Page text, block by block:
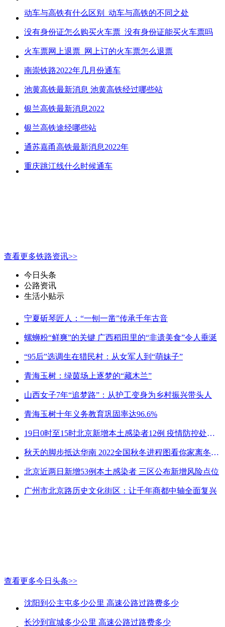
动车与高铁有什么区别_动车与高铁的不同之处
没有身份证怎么购买火车票_没有身份证能买火车票吗
火车票网上退票_网上订的火车票怎么退票
南崇铁路2022年几月份通车
池黄高铁最新消息 池黄高铁经过哪些站
银兰高铁最新消息2022
银兰高铁途经哪些站
通苏嘉甬高铁最新消息2022年
重庆跳江线什么时候通车
查看更多铁路资讯>>
今日头条
公路资讯
生活小贴示
宁夏斫琴匠人：“一刨一凿”传承千年古音
螺蛳粉“鲜爽”的关键 广西稻田里的“非遗美食”令人垂涎
“95后”选调生在猎民村：从女军人到“萌妹子”
青海玉树：绿茵场上逐梦的“藏木兰”
山西女子7年“追梦路”：从护工变身为乡村振兴带头人
青海玉树十年义务教育巩固率达96.6%
19日0时至15时北京新增本土感染者12例 疫情防控处关键时刻
秋天的脚步抵达华南 2022全国秋冬进程图看你家离冬天有多远
北京近两日新增53例本土感染者 三区公布新增风险点位
广州市北京路历史文化街区：让千年商都中轴全面复兴
查看更多今日头条>>
沈阳到公主屯多少公里 高速公路过路费多少
长沙到宣城多少公里 高速公路过路费多少